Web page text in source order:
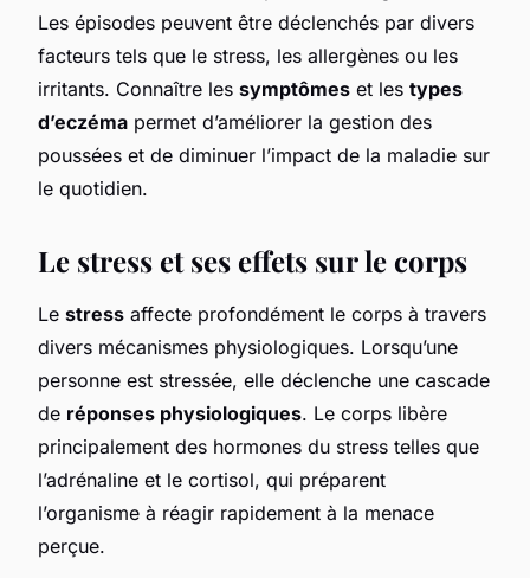
Les épisodes peuvent être déclenchés par divers
facteurs tels que le stress, les allergènes ou les
irritants. Connaître les symptômes et les types
d’eczéma permet d’améliorer la gestion des
poussées et de diminuer l’impact de la maladie sur
le quotidien.
Le stress et ses effets sur le corps
Le stress affecte profondément le corps à travers
divers mécanismes physiologiques. Lorsqu’une
personne est stressée, elle déclenche une cascade
de réponses physiologiques. Le corps libère
principalement des hormones du stress telles que
l’adrénaline et le cortisol, qui préparent
l’organisme à réagir rapidement à la menace
perçue.